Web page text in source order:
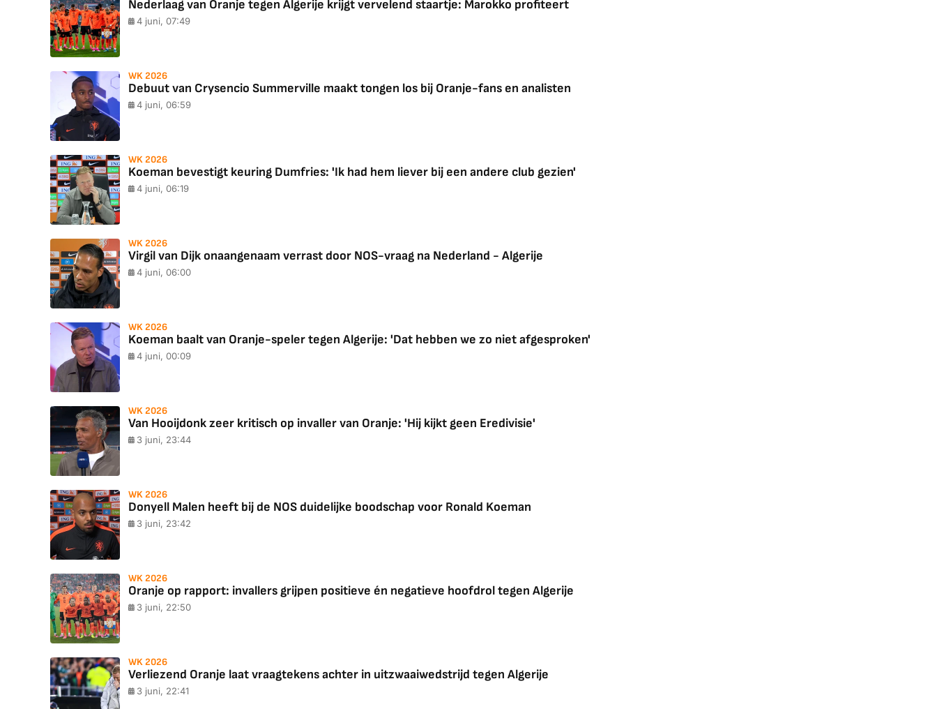
Nederlaag van Oranje tegen Algerije krijgt vervelend staartje: Marokko profiteert
4 juni, 07:49
WK 2026
Debuut van Crysencio Summerville maakt tongen los bij Oranje-fans en analisten
4 juni, 06:59
WK 2026
Koeman bevestigt keuring Dumfries: 'Ik had hem liever bij een andere club gezien'
4 juni, 06:19
WK 2026
Virgil van Dijk onaangenaam verrast door NOS-vraag na Nederland - Algerije
4 juni, 06:00
WK 2026
Koeman baalt van Oranje-speler tegen Algerije: 'Dat hebben we zo niet afgesproken'
4 juni, 00:09
WK 2026
Van Hooijdonk zeer kritisch op invaller van Oranje: 'Hij kijkt geen Eredivisie'
3 juni, 23:44
WK 2026
Donyell Malen heeft bij de NOS duidelijke boodschap voor Ronald Koeman
3 juni, 23:42
WK 2026
Oranje op rapport: invallers grijpen positieve én negatieve hoofdrol tegen Algerije
3 juni, 22:50
WK 2026
Verliezend Oranje laat vraagtekens achter in uitzwaaiwedstrijd tegen Algerije
3 juni, 22:41